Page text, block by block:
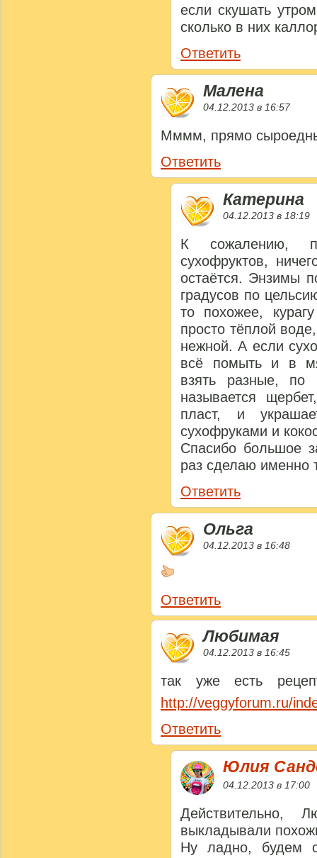
если скушать
сколько в них
Ответить
Малена
04.12.2013 в 16:57
Мммм, прямо
Ответить
Катерина
04.12.2013 в 18:19
К сожалению,
сухофруктов,
остаётся. Энзимы
градусов по
то похожее,
просто тёплой
нежной. А если
всё помыть и в
взять разные,
называется
пласт, и
сухофруками и
Спасибо большое
раз сделаю именно
Ответить
Ольга
04.12.2013 в 16:48
Ответить
Любимая
04.12.2013 в 16:45
так уже есть
http://veggyforum.ru/
Ответить
Юлия
04.12.2013 в 17:00
выкладывали
Ну ладно, будем